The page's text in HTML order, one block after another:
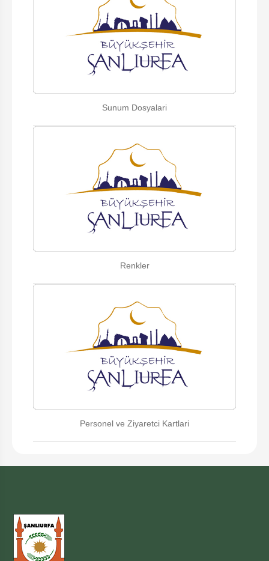
Sunum Dosyalari
Renkler
Personel ve Ziyaretci Kartlari